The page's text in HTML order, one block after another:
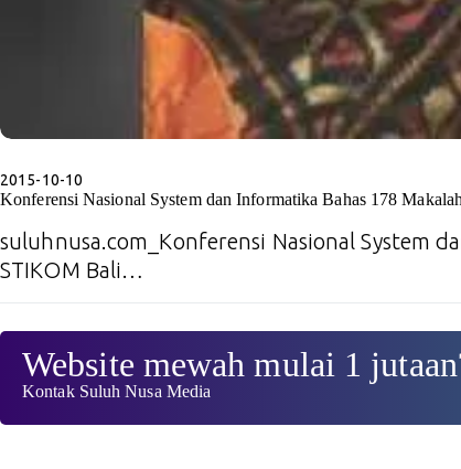
2015-10-10
Konferensi Nasional System dan Informatika Bahas 178 Makalah
suluhnusa.com_Konferensi Nasional System
STIKOM Bali…
Website mewah mulai 1
Kontak Suluh Nusa Media